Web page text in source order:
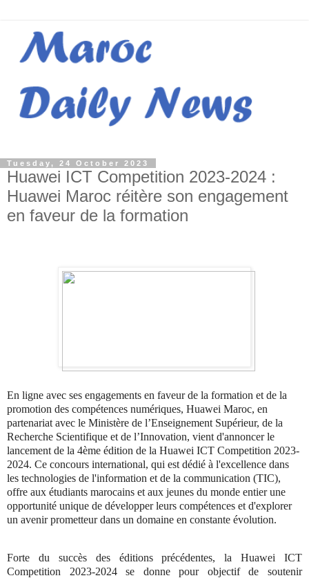
Tuesday, 24 October 2023
Huawei ICT Competition 2023-2024 :
Huawei Maroc réitère son engagement
en faveur de la formation
En ligne avec ses engagements en faveur de la formation et de la
promotion des compétences numériques, Huawei Maroc, en
partenariat avec le Ministère de l’Enseignement Supérieur, de la
Recherche Scientifique et de l’Innovation, vient d'annoncer le
lancement de la 4ème édition de la Huawei ICT Competition 2023-
2024. Ce concours international, qui est dédié à l'excellence dans
les technologies de l'information et de la communication (TIC),
offre aux étudiants marocains et aux jeunes du monde entier une
opportunité unique de développer leurs compétences et d'explorer
un avenir prometteur dans un domaine en constante évolution.
Forte du succès des éditions précédentes, la Huawei ICT
Competition 2023-2024 se donne pour objectif de soutenir